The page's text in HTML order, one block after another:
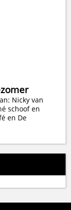
Nicky van
schoof en
en De